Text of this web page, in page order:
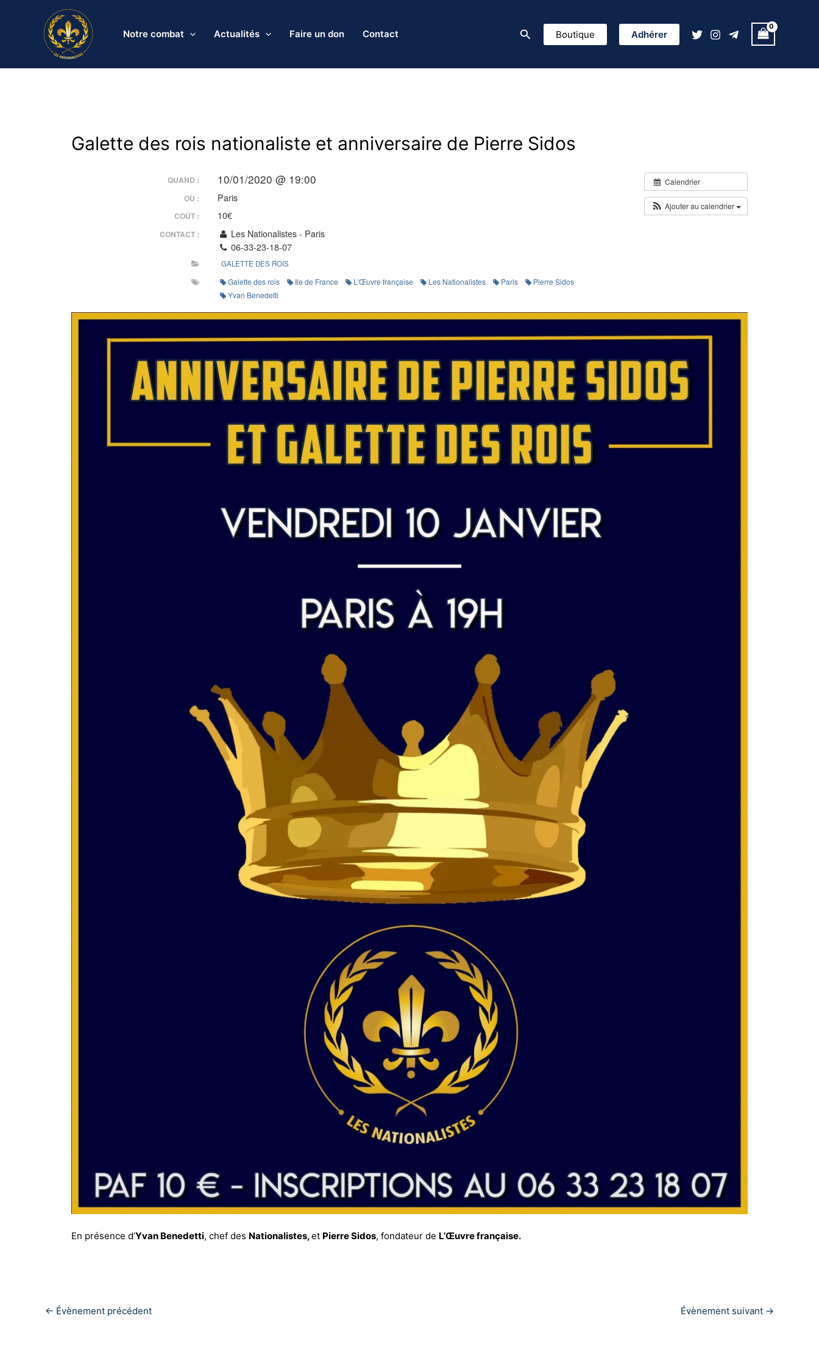
Notre combat Actualités Faire un don Contact Rechercher
Boutique Adhérer
Galette des rois nationaliste et anniversaire de Pierre Sidos
Calendrier
Ajouter au calendrier
QUAND : 10/01/2020 @ 19:00
OÙ : Paris
COÛT : 10€
CONTACT :
Les Nationalistes - Paris
06-33-23-18-07
GALETTE DES ROIS
Galette des rois Ile de France L'Œuvre française Les Nationalistes Paris
Pierre Sidos
Yvan Benedetti
En présence d’Yvan Benedetti, chef des Nationalistes,et Pierre Sidos, fondateur de L’Œuvre française.
← Évènement précédent Évènement suivant →